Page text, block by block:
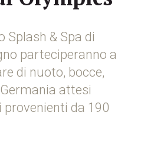
Splash & Spa di
parteciperanno a
di nuoto, bocce,
attesi
da 190